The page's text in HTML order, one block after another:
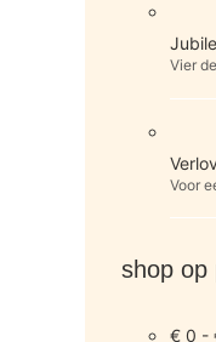
Vier
Voor
shop op
€ 0 -